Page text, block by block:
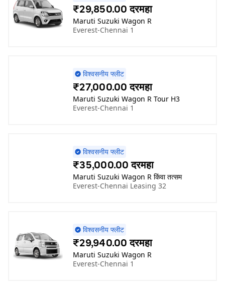
₹29,850.00 दरमहा
Maruti Suzuki Wagon R
Everest-Chennai 1
विश्वसनीय फ्लीट
₹27,000.00 दरमहा
Maruti Suzuki Wagon R Tour H3
Everest-Chennai 1
विश्वसनीय फ्लीट
₹35,000.00 दरमहा
Maruti Suzuki Wagon R किंवा तत्सम
Everest-Chennai Leasing 32
विश्वसनीय फ्लीट
₹29,940.00 दरमहा
Maruti Suzuki Wagon R
Everest-Chennai 1